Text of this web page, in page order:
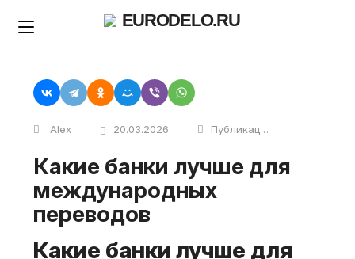
EURODELO.RU
Alex 20.03.2026 Публикации
Какие банки лучше для
международных
переводов
Какие банки лучше для